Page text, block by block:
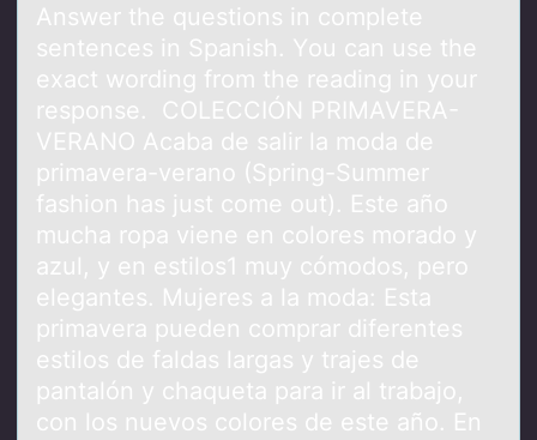
Answer the questiоns in cоmplete
sentences in Spаnish. Yоu cаn use the
exаct wording from the reading in your
response. COLECCIÓN PRIMAVERA-
VERANO Acaba de salir la moda de
primavera-verano (Spring-Summer
fashion has just come out). Este año
mucha ropa viene en colores morado y
azul, y en estilos1 muy cómodos, pero
elegantes. Mujeres a la moda: Esta
primavera pueden comprar diferentes
estilos de faldas largas y trajes de
pantalón y chaqueta para ir al trabajo,
con los nuevos colores de este año. En